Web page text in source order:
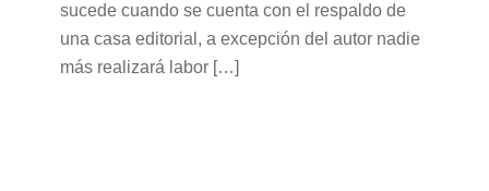
sucede cuando se cuenta con el respaldo de
una casa editorial, a excepción del autor nadie
más realizará labor […]